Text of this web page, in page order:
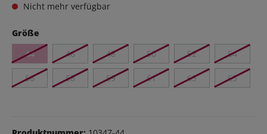
Nicht mehr verfügbar
Größe
44
46 48 50 52 54
56 58 59 61 63 65